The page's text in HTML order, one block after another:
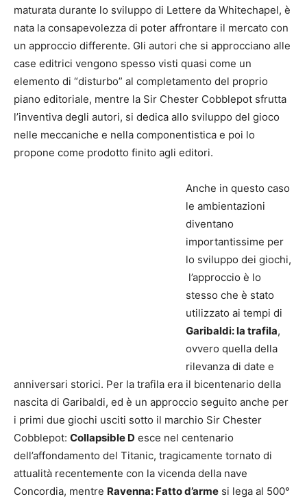
maturata durante lo sviluppo di Lettere da Whitechapel, è
nata la consapevolezza di poter affrontare il mercato con
un approccio differente. Gli autori che si approcciano alle
case editrici vengono spesso visti quasi come un
elemento di “disturbo” al completamento del proprio
piano editoriale, mentre la Sir Chester Cobblepot sfrutta
l’inventiva degli autori, si dedica allo sviluppo del gioco
nelle meccaniche e nella componentistica e poi lo
propone come prodotto finito agli editori.
Anche in questo caso
le ambientazioni
diventano
importantissime per
lo sviluppo dei giochi,
l’approccio è lo
stesso che è stato
utilizzato ai tempi di
Garibaldi: la trafila,
ovvero quella della
rilevanza di date e
anniversari storici. Per la trafila era il bicentenario della
nascita di Garibaldi, ed è un approccio seguito anche per
i primi due giochi usciti sotto il marchio Sir Chester
Cobblepot: Collapsible D esce nel centenario
dell’affondamento del Titanic, tragicamente tornato di
attualità recentemente con la vicenda della nave
Concordia, mentre Ravenna: Fatto d’arme si lega al 500°